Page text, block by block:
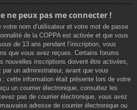
ne peux pas me connecter !
nom d’utilisateur et votre mot de passe
de la COPPA est activée et que vous
de 13 ans pendant l’inscription, vous
que vous avez reçues. Certains forums
nouvelles inscriptions doivent être activées,
un administrateur, avant que vous
; cette information était présente lors de votre
un courrier électronique, consultez les
pas de courrier électronique, vous avez
adresse de courrier électronique ou